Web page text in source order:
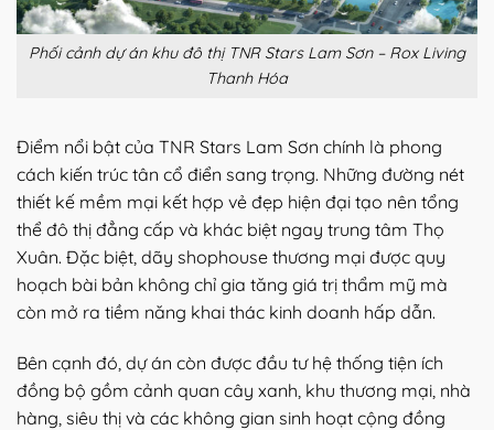
Phối cảnh dự án khu đô thị TNR Stars Lam Sơn – Rox Living
Thanh Hóa
Điểm nổi bật của TNR Stars Lam Sơn chính là phong
cách kiến trúc tân cổ điển sang trọng. Những đường nét
thiết kế mềm mại kết hợp vẻ đẹp hiện đại tạo nên tổng
thể đô thị đẳng cấp và khác biệt ngay trung tâm Thọ
Xuân. Đặc biệt, dãy shophouse thương mại được quy
hoạch bài bản không chỉ gia tăng giá trị thẩm mỹ mà
còn mở ra tiềm năng khai thác kinh doanh hấp dẫn.
Bên cạnh đó, dự án còn được đầu tư hệ thống tiện ích
đồng bộ gồm cảnh quan cây xanh, khu thương mại, nhà
hàng, siêu thị và các không gian sinh hoạt cộng đồng